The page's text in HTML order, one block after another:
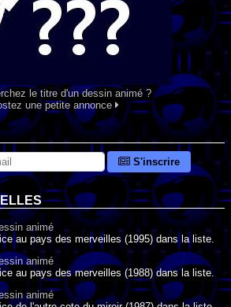
le titre d'un dessin animé ?
une petite annonce
S'inscrire
animé
au pays des merveilles (1995) dans la liste.
animé
au pays des merveilles (1988) dans la liste.
animé